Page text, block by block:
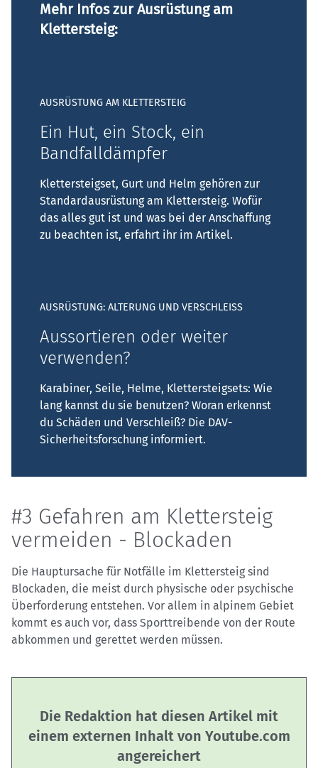
Mehr Infos zur Ausrüstung am
Klettersteig:
AUSRÜSTUNG AM KLETTERSTEIG
Ein Hut, ein Stock, ein
Bandfalldämpfer
Klettersteigset, Gurt und Helm gehören zur
Standardausrüstung am Klettersteig. Wofür
das alles gut ist und was bei der Anschaffung
zu beachten ist, erfahrt ihr im Artikel.
AUSRÜSTUNG: ALTERUNG UND VERSCHLEISS
Aussortieren oder weiter
verwenden?
Karabiner, Seile, Helme, Klettersteigsets: Wie
lang kannst du sie benutzen? Woran erkennst
du Schäden und Verschleiß? Die DAV-
Sicherheitsforschung informiert.
#3 Gefahren am Klettersteig
vermeiden - Blockaden
Die Hauptursache für Notfälle im Klettersteig sind
Blockaden, die meist durch physische oder psychische
Überforderung entstehen. Vor allem in alpinem Gebiet
kommt es auch vor, dass Sporttreibende von der Route
abkommen und gerettet werden müssen.
Die Redaktion hat diesen Artikel mit
einem externen Inhalt von Youtube.com
angereichert